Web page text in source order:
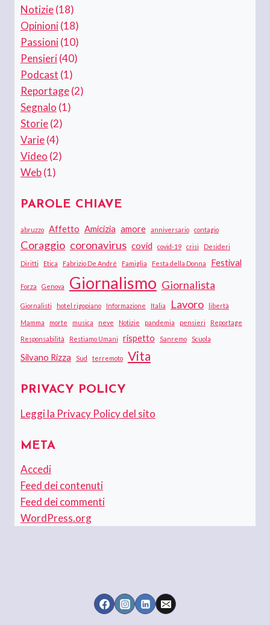
Notizie(18)
Opinioni(18)
Passioni(10)
Pensieri(40)
Podcast (1)
Reportage(2)
Segnalo (1)
Storie(2)
Varie(4)
Video (2)
Web(1)
PAROLE CHIAVE
abruzzo Affetto Amicizia amore anniversario contagio
Coraggio coronavirus covid covid-19 crisi Desideri
Diritti Etica Fabrizio De André Famiglia Festa della Donna Festival
Forza Genova Giornalismo Giornalista
Giornalisti hotel rigopiano Informazione Italia Lavoro libertà
Mamma morte musica neve Notizie pandemia pensieri Reportage
Responsabilità Restiamo Umani rispetto Sanremo Scuola
Silvano Rizza Sud terremoto Vita
PRIVACY POLICY
Leggi la Privacy Policy del sito
META
Accedi
Feed dei contenuti
Feed dei commenti
WordPress.org